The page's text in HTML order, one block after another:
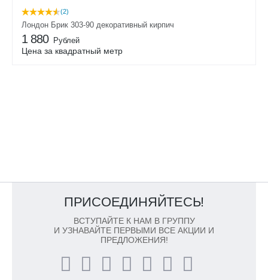
(2)
Лондон Брик 303-90 декоративный кирпич
1 880 Рублей
Цена за квадратный метр
ПРИСОЕДИНЯЙТЕСЬ!
ВСТУПАЙТЕ К НАМ В ГРУППУ
И УЗНАВАЙТЕ ПЕРВЫМИ ВСЕ АКЦИИ И
ПРЕДЛОЖЕНИЯ!